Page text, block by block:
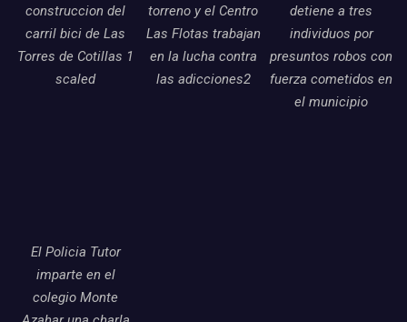
construccion del
carril bici de Las
Torres de Cotillas 1
scaled
torreno y el Centro
Las Flotas trabajan
en la lucha contra
las adicciones2
detiene a tres
individuos por
presuntos robos con
fuerza cometidos en
el municipio
El Policia Tutor
imparte en el
colegio Monte